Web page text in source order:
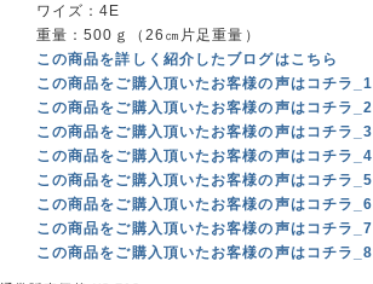
ワイズ：4E
重量：500ｇ（26㎝片足重量）
この商品を詳しく紹介したブログはこちら
この商品をご購入頂いたお客様の声はコチラ_1
この商品をご購入頂いたお客様の声はコチラ_2
この商品をご購入頂いたお客様の声はコチラ_3
この商品をご購入頂いたお客様の声はコチラ_4
この商品をご購入頂いたお客様の声はコチラ_5
この商品をご購入頂いたお客様の声はコチラ_6
この商品をご購入頂いたお客様の声はコチラ_7
この商品をご購入頂いたお客様の声はコチラ_8